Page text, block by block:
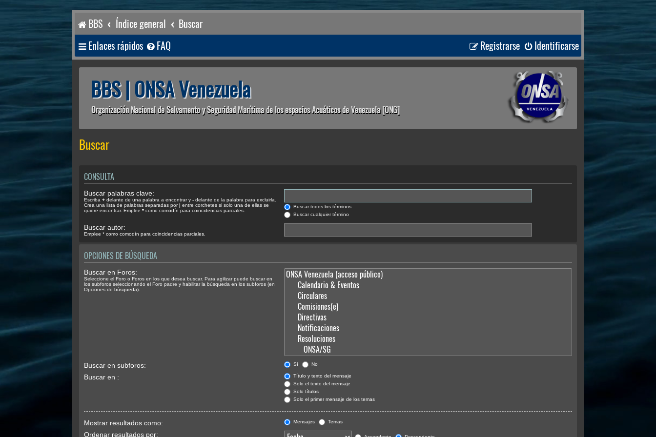
BBS Índice general
Buscar
Enlaces rápidos
FAQ Identificarse
Registrarse
BBS | ONSA Venezuela
Organización Nacional de Salvamento y Seguridad Marítima de los espacios Acuáticos de Venezuela [ONG]
Buscar
CONSULTA
Buscar palabras clave:
Escriba + delante de una palabra a encontrar y - delante de la palabra para excluirla.
Crea una lista de palabras separadas por| entre corchetes si solo una de ellas se
quiere encontrar. Emplee * como comodín para coincidencias parciales.
Buscar todos los términos
Buscar cualquier término
Buscar autor:
Emplee * como comodín para coincidencias parciales.
OPCIONES DE BÚSQUEDA
Buscar en Foros:
Seleccione el Foro o Foros en los que desea buscar. Para agilizar puede buscar en
los subforos seleccionando el Foro padre y habilitar la búsqueda en los subforos (en
Opciones de búsqueda).
Buscar en subforos: Sí No
Buscar en :
Título y texto del mensaje
Solo el texto del mensaje
Solo títulos
Solo el primer mensaje de los temas
Mostrar resultados como: Mensajes Temas
Ordenar resultados por: